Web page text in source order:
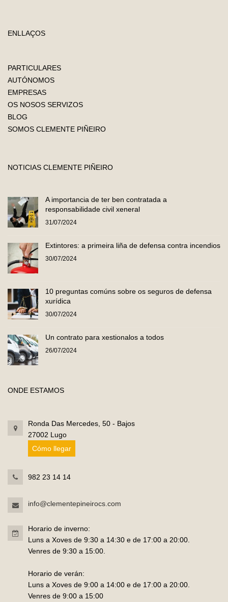
ENLLAÇOS
PARTICULARES
AUTÓNOMOS
EMPRESAS
OS NOSOS SERVIZOS
BLOG
SOMOS CLEMENTE PIÑEIRO
NOTICIAS CLEMENTE PIÑEIRO
A importancia de ter ben contratada a
responsabilidade civil xeneral
31/07/2024
Extintores: a primeira liña de defensa contra incendios
30/07/2024
10 preguntas comúns sobre os seguros de defensa
xurídica
30/07/2024
Un contrato para xestionalos a todos
26/07/2024
ONDE ESTAMOS
Ronda Das Mercedes, 50 - Bajos
27002 Lugo
Cómo llegar
982 23 14 14
info@clementepineirocs.com
Horario de inverno:
Luns a Xoves de 9:30 a 14:30 e de 17:00 a 20:00.
Venres de 9:30 a 15:00.
Horario de verán:
Luns a Xoves de 9:00 a 14:00 e de 17:00 a 20:00.
Venres de 9:00 a 15:00